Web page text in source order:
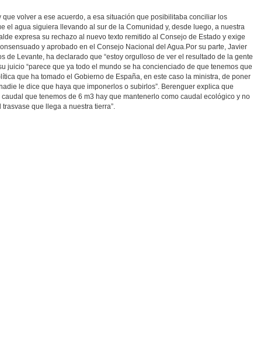
que volver a ese acuerdo, a esa situación que posibilitaba conciliar los
el agua siguiera llevando al sur de la Comunidad y, desde luego, a nuestra
expresa su rechazo al nuevo texto remitido al Consejo de Estado y exige
y aprobado en el Consejo Nacional del Agua.Por su parte, Javier
de Levante, ha declarado que “estoy orgulloso de ver el resultado de la gente
juicio “parece que ya todo el mundo se ha concienciado de que tenemos que
que ha tomado el Gobierno de España, en este caso la ministra, de poner
le dice que haya que imponerlos o subirlos”. Berenguer explica que
que tenemos de 6 m3 hay que mantenerlo como caudal ecológico y no
que llega a nuestra tierra”.